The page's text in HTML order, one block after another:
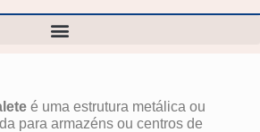
é uma estrutura metálica ou
para armazéns ou centros de